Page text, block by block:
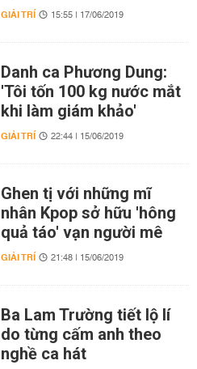
GIẢI TRÍ 15:55 | 17/06/2019
Danh ca Phương Dung:
'Tôi tốn 100 kg nước mắt
khi làm giám khảo'
GIẢI TRÍ 22:44 | 15/06/2019
Ghen tị với những mĩ
nhân Kpop sở hữu 'hông
quả táo' vạn người mê
GIẢI TRÍ 21:48 | 15/06/2019
Ba Lam Trường tiết lộ lí
do từng cấm anh theo
nghề ca hát